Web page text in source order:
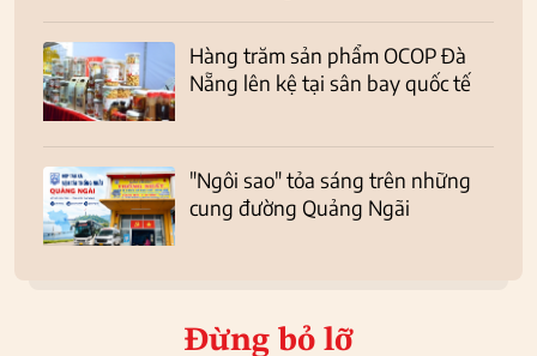
Hàng trăm sản phẩm OCOP Đà
Nẵng lên kệ tại sân bay quốc tế
"Ngôi sao" tỏa sáng trên những
cung đường Quảng Ngãi
Đừng bỏ lỡ